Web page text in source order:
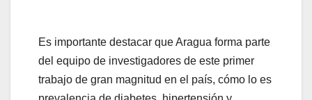
Es importante destacar que Aragua forma parte
del equipo de investigadores de este primer
trabajo de gran magnitud en el país, cómo lo es